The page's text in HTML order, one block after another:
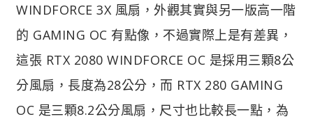
WINDFORCE 3X 風扇，外觀其實與另一版高一階
的 GAMING OC 有點像，不過實際上是有差異，
這張 RTX 2080 WINDFORCE OC 是採用三顆8公
分風扇，長度為28公分，而 RTX 280 GAMING
OC 是三顆8.2公分風扇，尺寸也比較長一點，為